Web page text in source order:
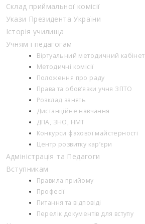
Склад приймальної комісії
Укази Президента України
Історія училища
Учням і педагогам
Віртуальний методичний кабінет
Методичні комісії
Положення про раду
Права та обов’язки учня ЗПТО
Розклад занять
Дистанційне навчання
ДПА, ЗНО, НМТ
Конкурси фахової майстерності
Центр розвитку кар’єри
Адміністрація та Педагоги
Вступникам
Правила прийому
Професії
Питання та відповіді
Перелік документів для вступу